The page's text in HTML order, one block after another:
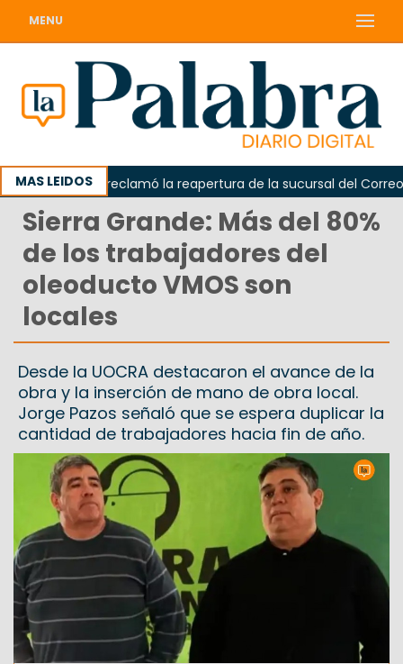
MENU
MAS LEIDOS
Odarda reclamó la reapertura de la sucursal del Correo
Sierra Grande: Más del 80%
de los trabajadores del
oleoducto VMOS son
locales
Desde la UOCRA destacaron el avance de la
obra y la inserción de mano de obra local.
Jorge Pazos señaló que se espera duplicar la
cantidad de trabajadores hacia fin de año.